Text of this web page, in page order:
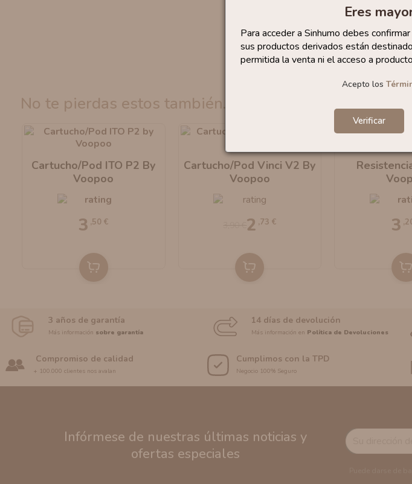
Eres
Para acceder a Sinhumo debes
sus productos derivados están
permitida la venta ni el acceso a
Acepto los
Verificar
no te pierdas estos también...
Cartucho/Pod ITO P2 By
Voopoo
3 ,50 €
Cartucho/Pod Vinci V2 By
Voopoo
2 ,73 € 3
3 años de garantía
Más información sobre garantía
14 días de devolución
Más información en Política de Devoluciones
Compromiso de calidad
+ 100.000 clientes nos avalan
Cumplimos con la TPD
Negocio 100% Seguro
Infórmese de nuestras últimas noticias y
ofertas especiales